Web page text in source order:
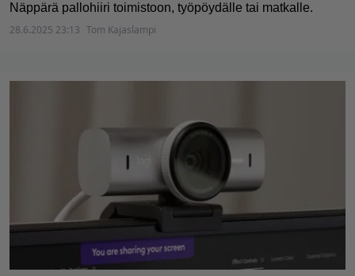
Näppärä pallohiiri toimistoon, työpöydälle tai matkalle.
28.6.2025 23:13 Tom Kajaslampi